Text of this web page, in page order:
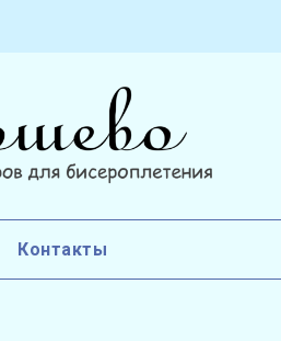
Контакты